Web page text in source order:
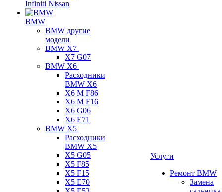
Infiniti Nissan
BMW
BMW другие
модели
BMW X7
X7 G07
BMW X6
Расходники
BMW X6
X6 M F86
X6 M F16
X6 G06
X6 E71
BMW X5
Расходники
BMW X5
X5 G05
X5 F85
X5 F15
X5 E70
Услуги
Ремонт BMW
Замена